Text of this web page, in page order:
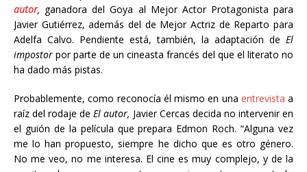
autor, ganadora del Goya al Mejor Actor Protagonista para
Javier Gutiérrez, además del de Mejor Actriz de Reparto para
Adelfa Calvo. Pendiente está, también, la adaptación de El
impostor por parte de un cineasta francés del que el literato no
ha dado más pistas.
Probablemente, como reconocía él mismo en una entrevista a
raíz del rodaje deEl autor, Javier Cercas decida no intervenir en
el guión de la película que prepara Edmon Roch. “Alguna vez
me lo han propuesto, siempre he dicho que es otro género.
No me veo, no me interesa. El cine es muy complejo, y de la